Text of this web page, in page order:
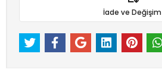
İade ve Değişim